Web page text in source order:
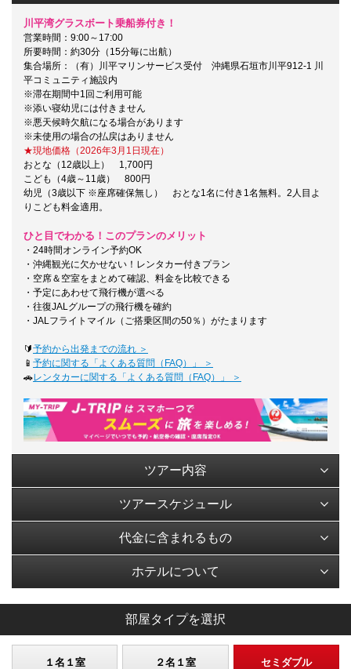
川平湾グラスボート乗船券付き！
営業時間：9:00～17:00
所要時間：約30分（15分毎に出航）
集合場所：（有）川平マリンサービス受付 沖縄県石垣市川平912-1 川
平コミュニティ施設内
※滞在期間中1回ご利用可能
※添い寝幼児には付きません
※悪天候時欠航になる場合があります
※未使用の場合の払戻はありません
★現地価格（2026年3月1日現在）
おとな（12歳以上） 1,700円
こども（4歳～11歳） 800円
幼児（3歳以下 ※座席確保無し） おとな1名に付き1名無料。2人目よ
りこども料金適用。
ひと目でわかる！このプランのメリット
・24時間オンライン予約OK
・沖縄観光に欠かせない！レンタカー付きプラン
・空席＆空室をまとめて確認、料金を比較できる
・予定にあわせて飛行機が選べる
・往復JALグループの飛行機を確約
・JALフライトマイル（ご搭乗区間の50％）がたまります
🔰予約から出発までの流れ ＞
📱 予約に関する「よくある質問（FAQ）」 ＞
🚗レンタカーに関する「よくある質問（FAQ）」 ＞
ツアー内容
ツアースケジュール
代金に含まれるもの
ホテルについて
部屋タイプを選択
１名１室 ２名１室 セミダブル